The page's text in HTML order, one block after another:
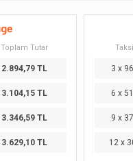
Toplam Tutar
2.894,79 TL
3.104,15 TL
3.346,59 TL
3.629,10 TL
3 x
6 x
9 x
12 x